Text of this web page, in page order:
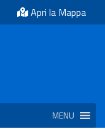
Apri la Mappa
MENU